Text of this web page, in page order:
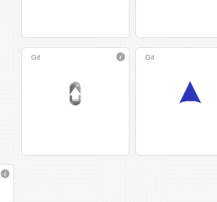
Gif Gif